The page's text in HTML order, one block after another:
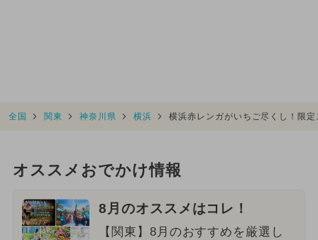
全国 関東 神奈川県 横浜 横浜赤レンガがいちご尽くし！限
オススメおでかけ情報
8月のオススメはコレ！
【関東】8月のおすすめを厳選し